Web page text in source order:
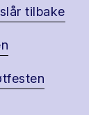
tilbake